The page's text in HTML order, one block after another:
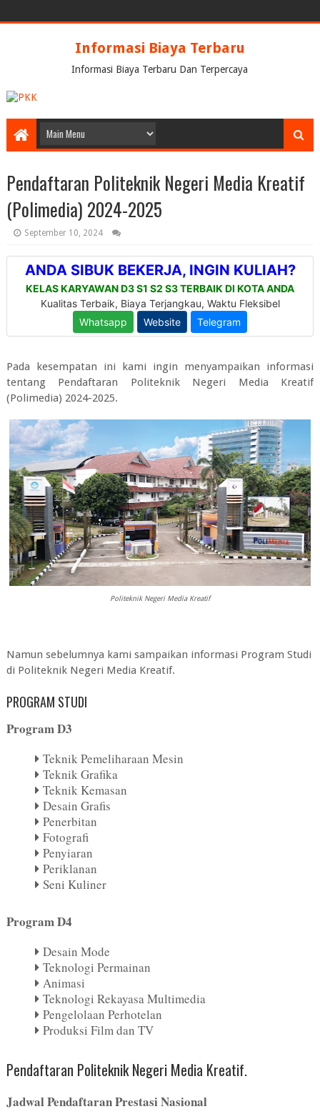
Informasi Biaya Terbaru
Informasi Biaya Terbaru Dan Terpercaya
Pendaftaran Politeknik Negeri Media Kreatif
(Polimedia) 2024-2025
September 10, 2024
Pada kesempatan ini kami ingin menyampaikan informasi
tentang Pendaftaran Politeknik Negeri Media Kreatif
(Polimedia) 2024-2025.
Politeknik Negeri Media Kreatif
Namun sebelumnya kami sampaikan informasi Program Studi
di Politeknik Negeri Media Kreatif.
PROGRAM STUDI
Program D3
Teknik Pemeliharaan Mesin
Teknik Grafika
Teknik Kemasan
Desain Grafis
Penerbitan
Fotografi
Penyiaran
Periklanan
Seni Kuliner
Program D4
Desain Mode
Teknologi Permainan
Animasi
Teknologi Rekayasa Multimedia
Pengelolaan Perhotelan
Produksi Film dan TV
Pendaftaran Politeknik Negeri Media Kreatif.
Jadwal Pendaftaran Prestasi Nasional